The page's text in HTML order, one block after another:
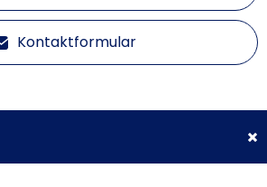
Kontaktformular